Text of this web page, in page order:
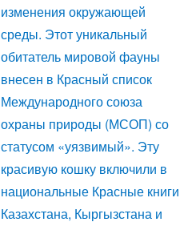
изменения окружающей
среды. Этот уникальный
обитатель мировой фауны
внесен в Красный список
Международного союза
охраны природы (МСОП) со
статусом «уязвимый». Эту
красивую кошку включили в
национальные Красные книги
Казахстана, Кыргызстана и